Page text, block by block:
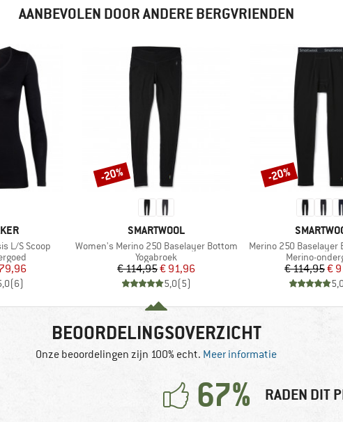
AANBEVOLEN DOOR ANDERE BERGVRIENDEN
L/S Scoop
prijs
(6)
MERK
SMARTWOOL
Artikel
Women's Merino 250 Baselayer Bottom
Productgroep
Yogabroek
Prijs
€ 114,95Verlaagde prijs
€ 91,96
5,0(5)
Korting
-20%
MERK
Artikel
Merino 250 Baselayer
Productgroep
Merino-
Prijs
€ 114,95€
5,0
Korting
-20%
BEOORDELINGSOVERZICHT
Onze beoordelingen zijn 100% echt. Meer informatie
67% RADEN DIT